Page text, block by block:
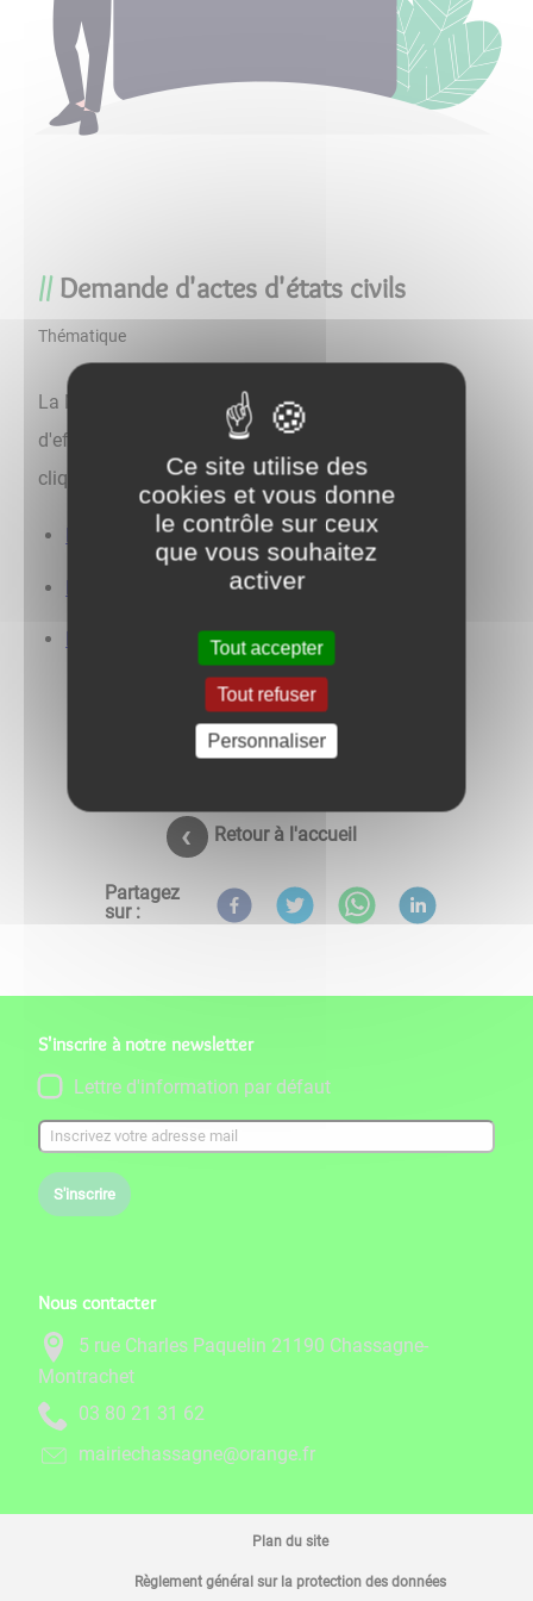
Demande d'actes d'états civils
Thématique
La Mairie de Chassagne-Montrachet vous propose
d'effectuer vos demandes d'actes d'état civil en
cliquant sur les liens ci-dessous :
Demande d'acte de Naissance
Demande d'acte de Mariage
Demande d'acte de Décès
Retour à l'accueil
Partagez
sur :
S'inscrire à notre newsletter
Lettre d'information par défaut
S'inscrire
Nous contacter
5 rue Charles Paquelin 21190 Chassagne-
Montrachet
26 13 12 08 30
rf.egnaro@engassahceiriam
Plan du site
Règlement général sur la protection des données
Ce site utilise des
cookies et vous donne
le contrôle sur ceux
que vous souhaitez
activer
Tout accepter
Tout refuser
Personnaliser